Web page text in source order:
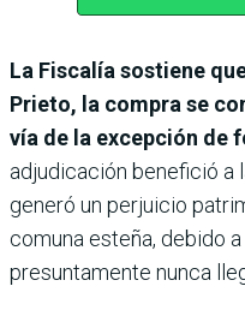
La Fiscalía sostiene
Prieto, la compra se
vía de la excepción de
adjudicación benefició a
generó un perjuicio
comuna esteña, debido
presuntamente nunca